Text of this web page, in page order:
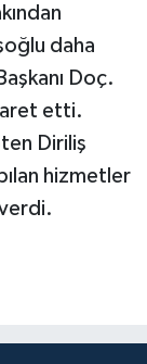
daha
Doç.
etti.
Diriliş
hizmetler